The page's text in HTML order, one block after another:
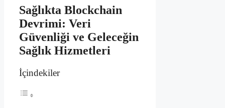
Sağlıkta Blockchain
Devrimi: Veri
Güvenliği ve Geleceğin
Sağlık Hizmetleri
İçindekiler